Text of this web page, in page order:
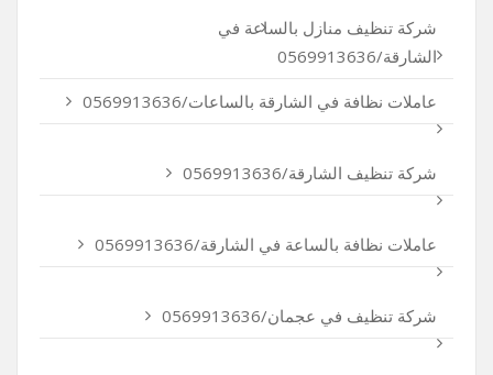
شركة تنظيف منازل بالساعة في
الشارقة/0569913636
عاملات نظافة في الشارقة بالساعات/0569913636
شركة تنظيف الشارقة/0569913636
عاملات نظافة بالساعة في الشارقة/0569913636
شركة تنظيف في عجمان/0569913636